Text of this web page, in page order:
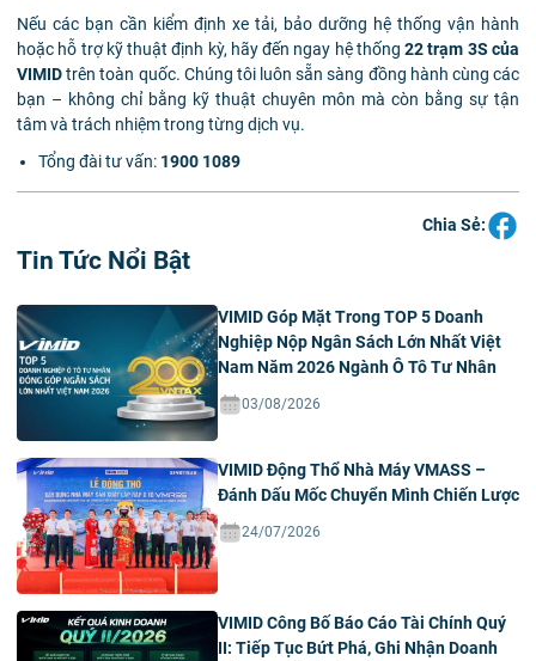
Nếu các bạn cần kiểm định xe tải, bảo dưỡng hệ thống vận hành
hoặc hỗ trợ kỹ thuật định kỳ, hãy đến ngay hệ thống22 trạm 3S của
VIMIDtrên toàn quốc. Chúng tôi luôn sẵn sàng đồng hành cùng các
bạn – không chỉ bằng kỹ thuật chuyên môn mà còn bằng sự tận
tâm và trách nhiệm trong từng dịch vụ.
Tổng đài tư vấn: 1900 1089
Chia Sẻ:
Tin Tức Nổi Bật
VIMID Góp Mặt Trong TOP 5 Doanh
Nghiệp Nộp Ngân Sách Lớn Nhất Việt
Nam Năm 2026 Ngành Ô Tô Tư Nhân
03/08/2026
VIMID Động Thổ Nhà Máy VMASS –
Đánh Dấu Mốc Chuyển Mình Chiến Lược
24/07/2026
VIMID Công Bố Báo Cáo Tài Chính Quý
II: Tiếp Tục Bứt Phá, Ghi Nhận Doanh